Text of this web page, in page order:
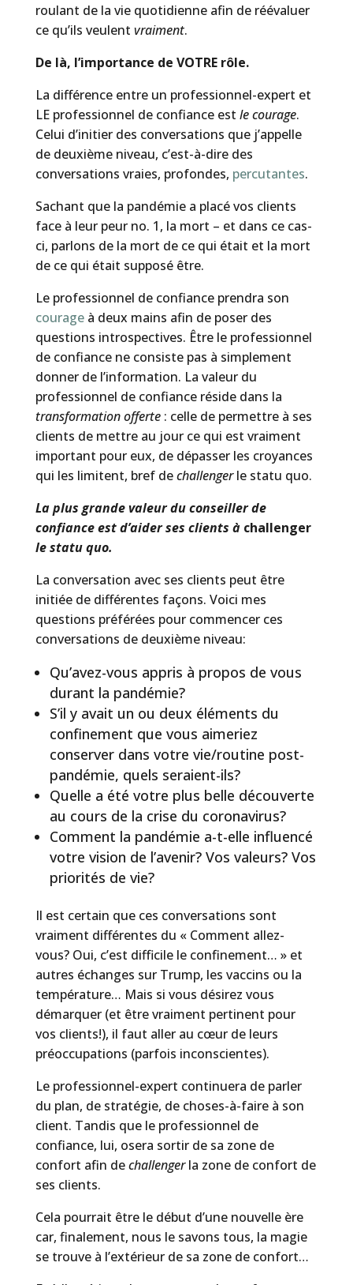
roulant de la vie quotidienne afin de réévaluer
ce qu’ils veulent vraiment.
De là, l’importance de VOTRE rôle.
La différence entre un professionnel-expert et
LE professionnel de confiance est le courage.
Celui d’initier des conversations que j’appelle
de deuxième niveau, c’est-à-dire des
conversations vraies, profondes, percutantes.
Sachant que la pandémie a placé vos clients
face à leur peur no. 1, la mort – et dans ce cas-
ci, parlons de la mort de ce qui était et la mort
de ce qui était supposé être.
Le professionnel de confiance prendra son
courageà deux mains afin de poser des
questions introspectives. Être le professionnel
de confiance ne consiste pas à simplement
donner de l’information. La valeur du
professionnel de confiance réside dans la
transformation offerte: celle de permettre à ses
clients de mettre au jour ce qui est vraiment
important pour eux, de dépasser les croyances
qui les limitent, bref dechallengerle statu quo.
La plus grande valeur du conseiller de
confiance est d’aider ses clients à challenger
le statu quo.
La conversation avec ses clients peut être
initiée de différentes façons. Voici mes
questions préférées pour commencer ces
conversations de deuxième niveau:
Qu’avez-vous appris à propos de vous
durant la pandémie?
S’il y avait un ou deux éléments du
confinement que vous aimeriez
conserver dans votre vie/routine post-
pandémie, quels seraient-ils?
Quelle a été votre plus belle découverte
au cours de la crise du coronavirus?
Comment la pandémie a-t-elle influencé
votre vision de l’avenir? Vos valeurs? Vos
priorités de vie?
Il est certain que ces conversations sont
vraiment différentes du « Comment allez-
vous? Oui, c’est difficile le confinement… » et
autres échanges sur Trump, les vaccins ou la
température… Mais si vous désirez vous
démarquer (et être vraiment pertinent pour
vos clients!), il faut aller au cœur de leurs
préoccupations (parfois inconscientes).
Le professionnel-expert continuera de parler
du plan, de stratégie, de choses-à-faire à son
client. Tandis que le professionnel de
confiance, lui, osera sortir de sa zone de
confort afin dechallengerla zone de confort de
ses clients.
Cela pourrait être le début d’une nouvelle ère
car, finalement, nous le savons tous, la magie
se trouve à l’extérieur de sa zone de confort…